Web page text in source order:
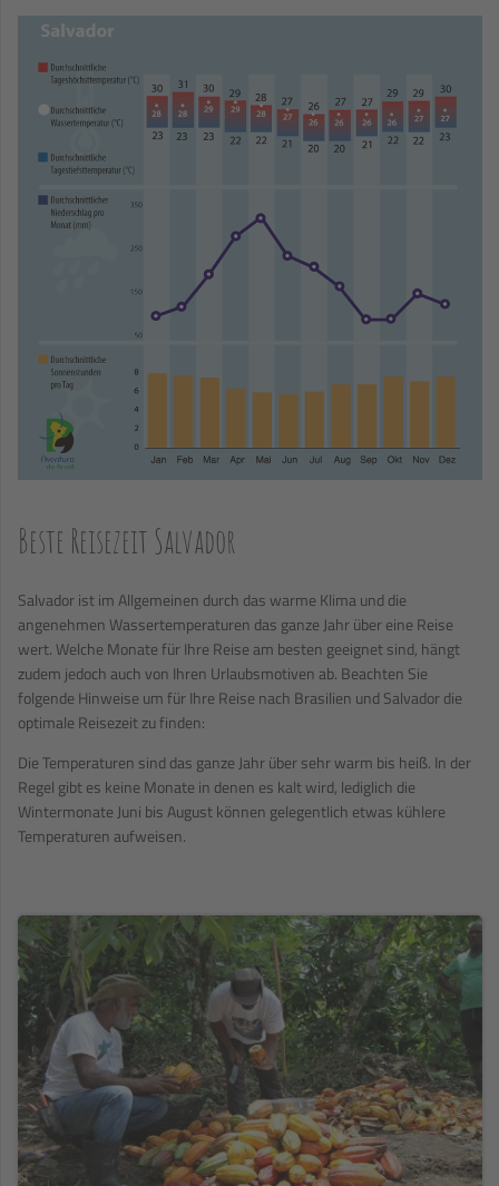
Beste Reisezeit Salvador
Salvador ist im Allgemeinen durch das warme Klima und die
angenehmen Wassertemperaturen das ganze Jahr über eine Reise
wert. Welche Monate für Ihre Reise am besten geeignet sind, hängt
zudem jedoch auch von Ihren Urlaubsmotiven ab. Beachten Sie
folgende Hinweise um für Ihre Reise nach Brasilien und Salvador die
optimale Reisezeit zu finden:
Die Temperaturen sind das ganze Jahr über sehr warm bis heiß. In der
Regel gibt es keine Monate in denen es kalt wird, lediglich die
Wintermonate Juni bis August können gelegentlich etwas kühlere
Temperaturen aufweisen.